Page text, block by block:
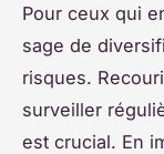
Pour ceux qui
sage de
risques.
surveiller
est crucial. En